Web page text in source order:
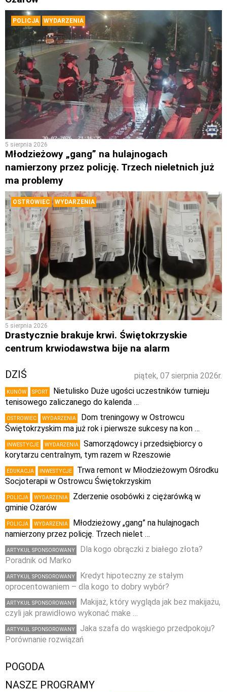
POLICJA WYDARZENIA
5 sierpnia 2026
Młodzieżowy „gang” na hulajnogach
namierzony przez policję. Trzech nieletnich już
ma problemy
OSTROWIEC WYDARZENIA
5 sierpnia 2026
Drastycznie brakuje krwi. Świętokrzyskie
centrum krwiodawstwa bije na alarm
piątek, 07 sierpnia 2026r.
DZIŚ
KUNÓW SPORT
Nietulisko Duże ugości uczestników turnieju
tenisowego zaliczanego do kalenda …
OSTROWIEC WYDARZENIA
Dom treningowy w Ostrowcu
Świętokrzyskim ma już rok i pierwsze sukcesy na kon …
INWESTYCJE WYDARZENIA
Samorządowcy i przedsiębiorcy o
korytarzu centralnym, tym razem w Rzeszowie
EDUKACJA INWESTYCJE
Trwa remont w Młodzieżowym Ośrodku
Socjoterapii w Ostrowcu Świętokrzyskim
POLICJA WYDARZENIA
Zderzenie osobówki z ciężarówką w
gminie Ożarów
POLICJA WYDARZENIA
Młodzieżowy „gang” na hulajnogach
namierzony przez policję. Trzech nielet …
ARTYKUŁ SPONSOROWANY
Dla kogo obrączki z białego złota?
Poradnik od Marko
ARTYKUŁ SPONSOROWANY
Kredyt hipoteczny ze stałym
oprocentowaniem – dla kogo to dobry wybór?
ARTYKUŁ SPONSOROWANY
Makijaż, który wygląda jak bez makijażu,
czyli jak prawidłowo wykonać make …
ARTYKUŁ SPONSOROWANY
Jaka szafa do wąskiego przedpokoju?
Porównanie rozwiązań
POGODA
NASZE PROGRAMY